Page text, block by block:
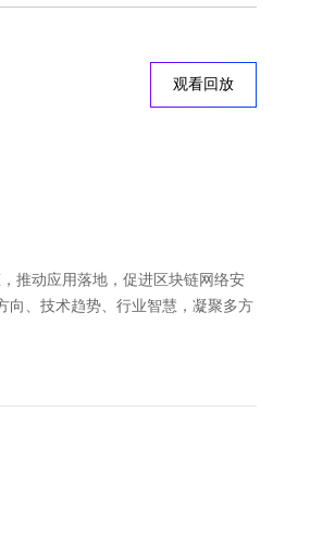
观看回放
推动应用落地，促进区块链网络安
向、技术趋势、行业智慧，凝聚多方